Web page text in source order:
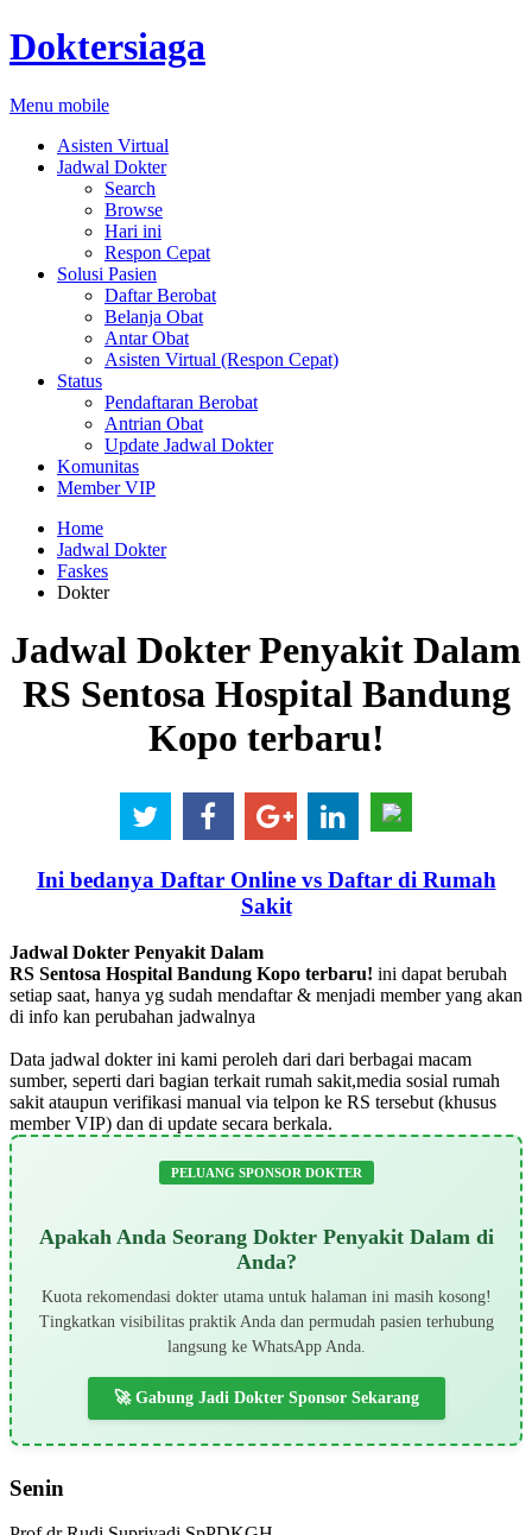
Doktersiaga
Menu mobile
Asisten Virtual
Jadwal Dokter
Search
Browse
Hari ini
Respon Cepat
Solusi Pasien
Daftar Berobat
Belanja Obat
Antar Obat
Asisten Virtual (Respon Cepat)
Status
Pendaftaran Berobat
Antrian Obat
Update Jadwal Dokter
Komunitas
Member VIP
Home
Jadwal Dokter
Faskes
Dokter
Jadwal Dokter Penyakit Dalam
RS Sentosa Hospital Bandung
Kopo terbaru!
Ini bedanya Daftar Online vs Daftar di Rumah
Sakit
Jadwal Dokter Penyakit Dalam
RS Sentosa Hospital Bandung Kopo terbaru! ini dapat berubah
setiap saat, hanya yg sudah mendaftar & menjadi member yang akan
di info kan perubahan jadwalnya
Data jadwal dokter ini kami peroleh dari dari berbagai macam
sumber, seperti dari bagian terkait rumah sakit,media sosial rumah
sakit ataupun verifikasi manual via telpon ke RS tersebut (khusus
member VIP) dan di update secara berkala.
PELUANG SPONSOR DOKTER
Apakah Anda Seorang Dokter Penyakit Dalam di
Anda?
Kuota rekomendasi dokter utama untuk halaman ini masih kosong!
Tingkatkan visibilitas praktik Anda dan permudah pasien terhubung
langsung ke WhatsApp Anda.
🚀 Gabung Jadi Dokter Sponsor Sekarang
Senin